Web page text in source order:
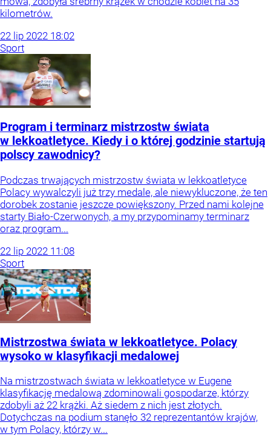
kilometrów.
22 lip 2022 18:02
Sport
Program i terminarz mistrzostw świata
w lekkoatletyce. Kiedy i o której godzinie startują
polscy zawodnicy?
Podczas trwających mistrzostw świata w lekkoatletyce
Polacy wywalczyli już trzy medale, ale niewykluczone, że ten
dorobek zostanie jeszcze powiększony. Przed nami kolejne
starty Biało-Czerwonych, a my przypominamy terminarz
oraz program...
22 lip 2022 11:08
Sport
Mistrzostwa świata w lekkoatletyce. Polacy
wysoko w klasyfikacji medalowej
Na mistrzostwach świata w lekkoatletyce w Eugene
klasyfikację medalową zdominowali gospodarze, którzy
zdobyli aż 22 krążki. Aż siedem z nich jest złotych.
Dotychczas na podium stanęło 32 reprezentantów krajów,
w tym Polacy, którzy w...